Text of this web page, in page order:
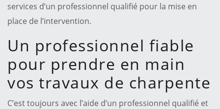
services d’un professionnel qualifié pour la mise en
place de l’intervention.
Un professionnel fiable
pour prendre en main
vos travaux de charpente
C’est toujours avec l’aide d’un professionnel qualifié et